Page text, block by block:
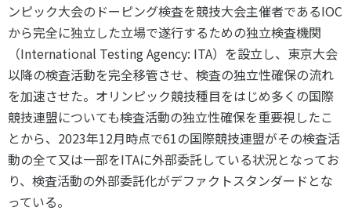
ンピック大会のドーピング検査を競技大会主催者であるIOC
から完全に独立した立場で遂行するための独立検査機関
（International Testing Agency: ITA）を設立し、東京大会
以降の検査活動を完全移管させ、検査の独立性確保の流れ
を加速させた。オリンピック競技種目をはじめ多くの国際
競技連盟についても検査活動の独立性確保を重要視したこ
とから、 2023年12月時点で61の国際競技連盟がその検査活
動の全て又は一部をITAに外部委託している状況となってお
り、検査活動の外部委託化がデファクトスタンダードとな
っている。